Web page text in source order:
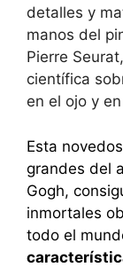
detalles y
manos del
Pierre
científica
en el ojo y
Esta
grandes del
Gogh,
inmortales
todo el